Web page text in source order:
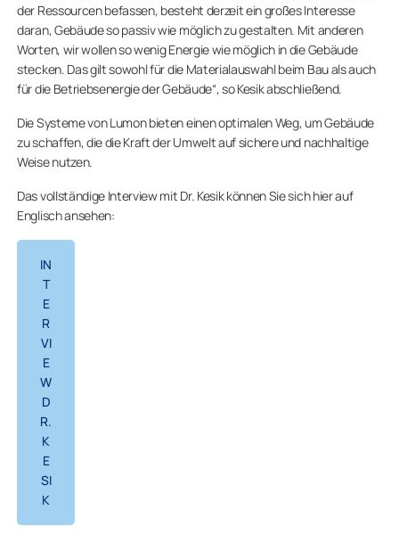
der Ressourcen befassen, besteht derzeit ein großes Interesse
daran, Gebäude so passiv wie möglich zu gestalten. Mit anderen
Worten, wir wollen so wenig Energie wie möglich in die Gebäude
stecken. Das gilt sowohl für die Materialauswahl beim Bau als auch
für die Betriebsenergie der Gebäude“, so Kesik abschließend.
Die Systeme von Lumon bieten einen optimalen Weg, um Gebäude
zu schaffen, die die Kraft der Umwelt auf sichere und nachhaltige
Weise nutzen.
Das vollständige Interview mit Dr. Kesik können Sie sich hier auf
Englisch ansehen:
IN
T
E
R
VI
E
W
D
R.
K
E
SI
K